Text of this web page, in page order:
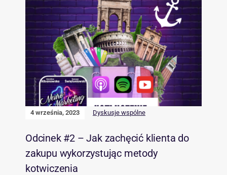
4 września, 2023 Dyskusje wspólne
Odcinek #2 – Jak zachęcić klienta do
zakupu wykorzystując metody
kotwiczenia